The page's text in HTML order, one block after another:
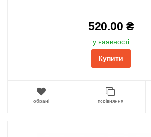
520.00 ₴
у наявності
Купити
обрані порівняння